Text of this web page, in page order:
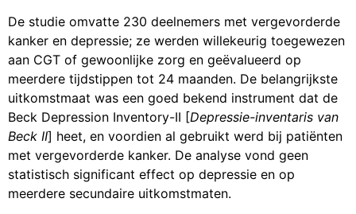
De studie omvatte 230 deelnemers met vergevorderde
kanker en depressie; ze werden willekeurig toegewezen
aan CGT of gewoonlijke zorg en geëvalueerd op
meerdere tijdstippen tot 24 maanden. De belangrijkste
uitkomstmaat was een goed bekend instrument dat de
Beck Depression Inventory-II [Depressie-inventaris van
Beck II] heet, en voordien al gebruikt werd bij patiënten
met vergevorderde kanker. De analyse vond geen
statistisch significant effect op depressie en op
meerdere secundaire uitkomstmaten.